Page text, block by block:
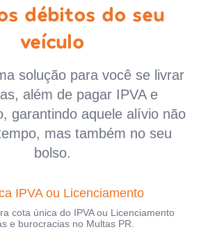
débitos do seu
veículo
solução para você se livrar
além de pagar IPVA e
garantindo aquele alívio não
mas também no seu
bolso.
IPVA ou Licenciamento
cota única do IPVA ou Licenciamento
e burocracias no Multas PR.